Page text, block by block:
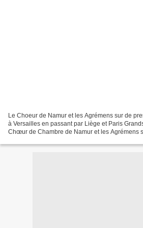
Le Choeur de Namur et les Agrémens sur de
à Versailles en passant par Liège et Paris
Chœur de Chambre de Namur et les Agrémens